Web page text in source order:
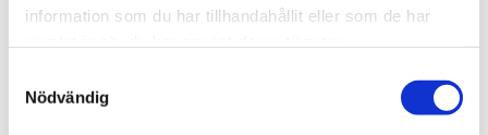
information som du har tillhandahållit eller som de har
Nödvändig